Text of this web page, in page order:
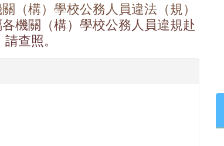
（構）學校公務人員違法（規）
機關（構）學校公務人員違規赴
查照。